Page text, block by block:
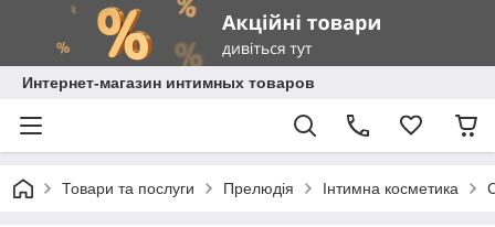
Интернет-магазин интимных товаров
Товари та послуги Прелюдія Інтимна косметика